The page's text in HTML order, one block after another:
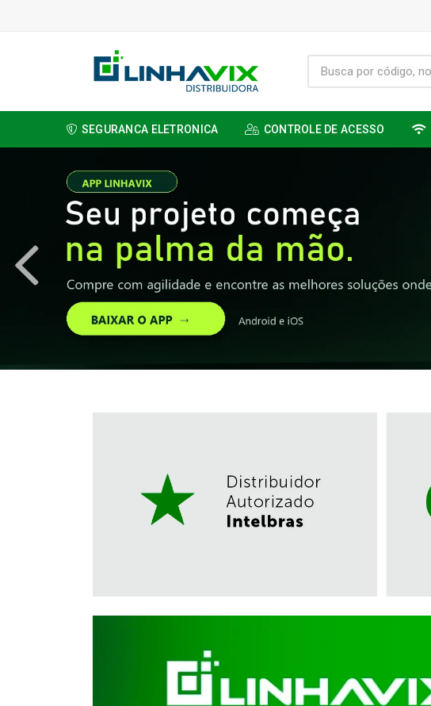
SEGURANCA ELETRONICA CONTROLE DE ACESSO